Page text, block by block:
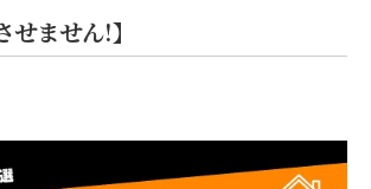
せません!】